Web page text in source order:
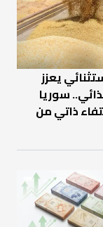
يعزز
سوريا
ذاتي من